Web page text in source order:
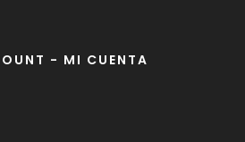
- MI CUENTA